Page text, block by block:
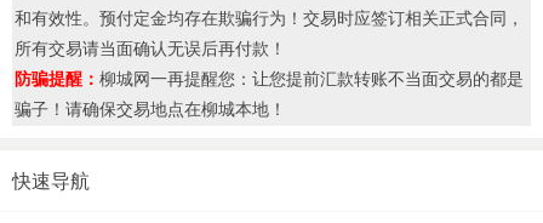
和有效性。预付定金均存在欺骗行为！交易时应签订相关正式合同，
所有交易请当面确认无误后再付款！
防骗提醒： 柳城网一再提醒您：让您提前汇款转账不当面交易的都是
骗子！请确保交易地点在柳城本地！
快速导航